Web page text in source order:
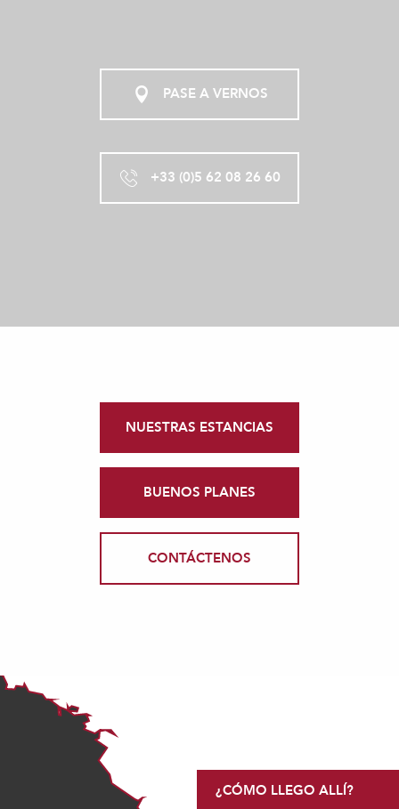
PASE A VERNOS
+33 (0)5 62 08 26 60
NUESTRAS ESTANCIAS
BUENOS PLANES
CONTÁCTENOS
¿CÓMO LLEGO ALLÍ?